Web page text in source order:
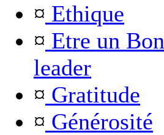
¤ Ethique
¤ Etre un Bon
leader
¤ Gratitude
¤ Générosité